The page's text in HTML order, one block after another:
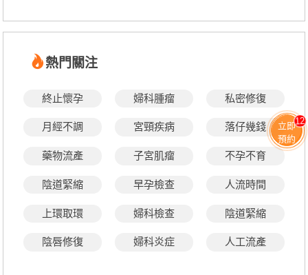
熱門關注
終止懷孕 婦科腫瘤 私密修復
月經不調 宮頸疾病 落仔幾錢
藥物流產 子宮肌瘤 不孕不育
陰道緊縮 早孕檢查 人流時間
上環取環 婦科檢查 陰道緊縮
陰唇修復 婦科炎症 人工流產
立即
預約
12